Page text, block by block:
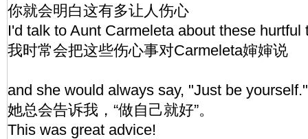
你就会明白这有多让人伤心
I'd talk to Aunt Carmeleta about these hurtful
我时常会把这些伤心事对Carmeleta婶婶说
and she would always say, "Just be yourself."
她总会告诉我，“做自己就好”。
This was great advice!